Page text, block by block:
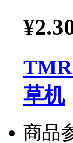
¥
草机
商品